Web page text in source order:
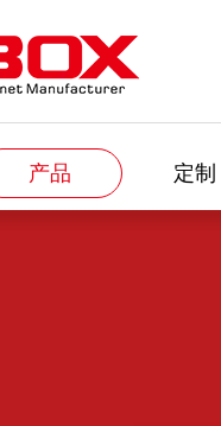
产品 定制